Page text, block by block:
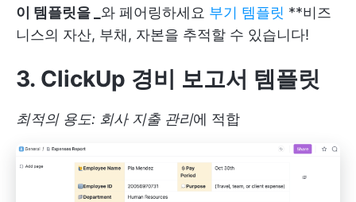
이 템플릿을 _ 와 페어링하세요 부기 템플릿 **비즈
니스의 자산, 부채, 자본을 추적할 수 있습니다!
3. ClickUp 경비 보고서 템플릿
최적의 용도: 회사 지출 관리에 적합